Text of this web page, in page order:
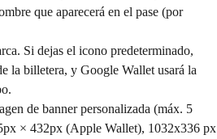
que aparecerá en el pase (por
Si dejas el icono predeterminado,
la billetera, y Google Wallet usará la
de banner personalizada (máx. 5
× 432px (Apple Wallet), 1032x336 px